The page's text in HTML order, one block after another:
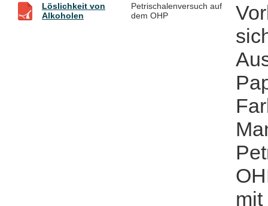
Löslichkeit von
Alkoholen
Petrischalenversuch auf
dem OHP